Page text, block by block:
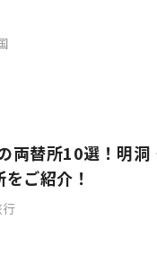
両替所10選！明洞
をご紹介！